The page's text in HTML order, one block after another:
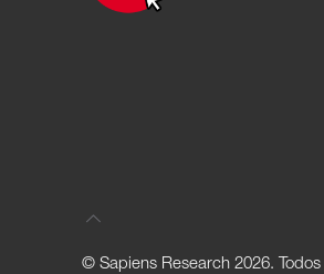
© Sapiens Research2026.